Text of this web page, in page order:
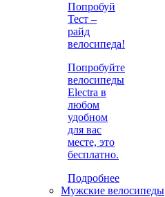
Попробуй
Тест –
райд
велосипеда!
Попробуйте
велосипеды
Electra в
любом
удобном
для вас
месте, это
бесплатно.
Подробнее
Мужские велосипеды